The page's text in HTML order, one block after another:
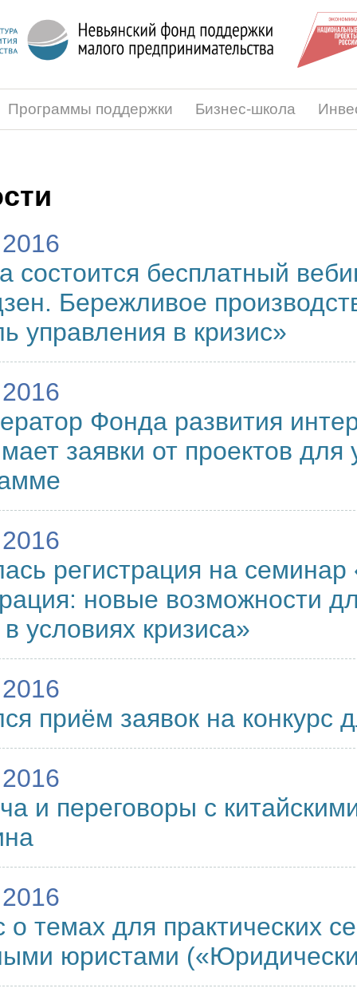
Программы поддержки Бизнес-школа
состоится бесплатный
Бережливое
управления в кризис»
Фонда развития
заявки от проектов для
регистрация на семинар
новые возможности
условиях кризиса»
приём заявок на конкурс
и переговоры с
о темах для практических
юристами